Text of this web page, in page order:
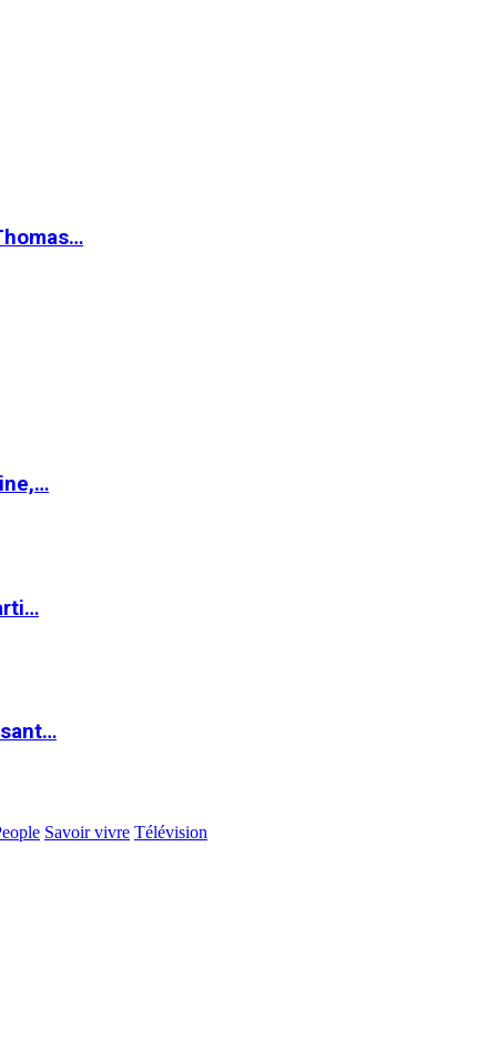
Savoir vivre Télévision